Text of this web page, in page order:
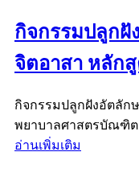
กิจกรรมปลูก
จิตอาสา หลักสู
กิจกรรมปลูกฝังอัตลั
พยาบาลศาสตรบัณฑิ
อ่านเพิ่มเติม